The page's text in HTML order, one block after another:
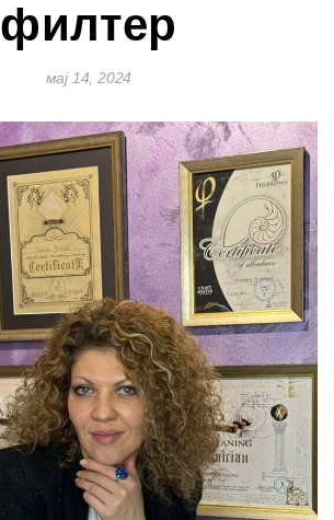
филтер
мај 14, 2024